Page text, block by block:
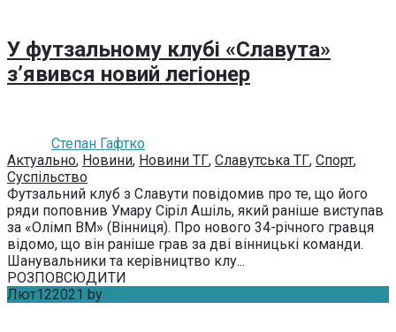
У футзальному клубі «Славута»
з’явився новий легіонер
Степан Гафтко
Актуально, Новини, Новини ТГ, Славутська ТГ, Спорт,
Суспільство
Футзальний клуб з Славути повідомив про те, що його
ряди поповнив Ума­ру Сі­ріл Ашіль, який раніше виступав
за «Олімп ВМ» (Вінниця). Про нового 34-річного гравця
відомо, що він раніше грав за дві вінницькі команди.
Шанувальники та керівництво клу...
РОЗПОВСЮДИТИ
Лют122021 by